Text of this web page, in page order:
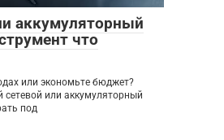
аккумуляторный
что
или экономьте бюджет?
сетевой или аккумуляторный
под